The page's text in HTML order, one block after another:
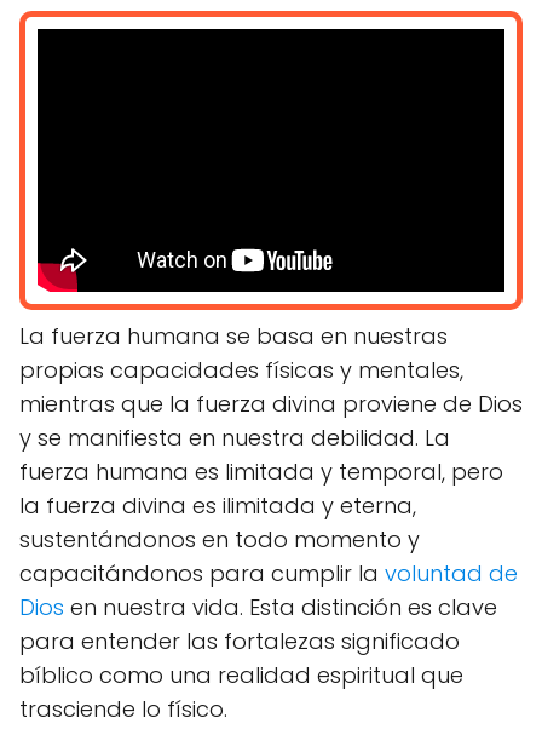
La fuerza humana se basa en nuestras
propias capacidades físicas y mentales,
mientras que la fuerza divina proviene de Dios
y se manifiesta en nuestra debilidad. La
fuerza humana es limitada y temporal, pero
la fuerza divina es ilimitada y eterna,
sustentándonos en todo momento y
capacitándonos para cumplir la voluntad de
Dios en nuestra vida. Esta distinción es clave
para entender las fortalezas significado
bíblico como una realidad espiritual que
trasciende lo físico.